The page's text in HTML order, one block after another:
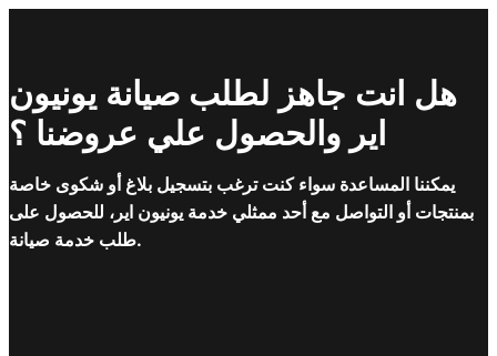
هل انت جاهز لطلب صيانة يونيون
اير والحصول علي عروضنا ؟
يمكننا المساعدة سواء كنت ترغب بتسجيل بلاغ أو شكوى خاصة
بمنتجات أو التواصل مع أحد ممثلي خدمة يونيون اير، للحصول على
طلب خدمة صيانة.